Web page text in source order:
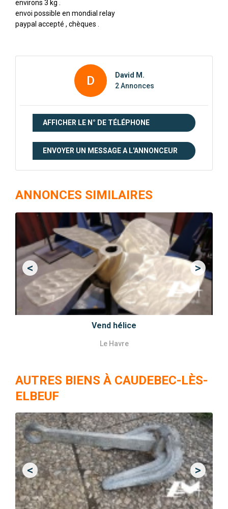
environs 3 kg .
envoi possible en mondial relay
paypal accepté , chèques .
D
David M.
2 Annonces
AFFICHER LE N° DE TÉLÉPHONE
ENVOYER UN MESSAGE A L'ANNONCEUR
ANNONCES SIMILAIRES
Vend hélice
Le Havre
<Previous >
Next
AUTRES BIENS À CAUDEBEC-LÈS-
ELBEUF
<Previous >Next